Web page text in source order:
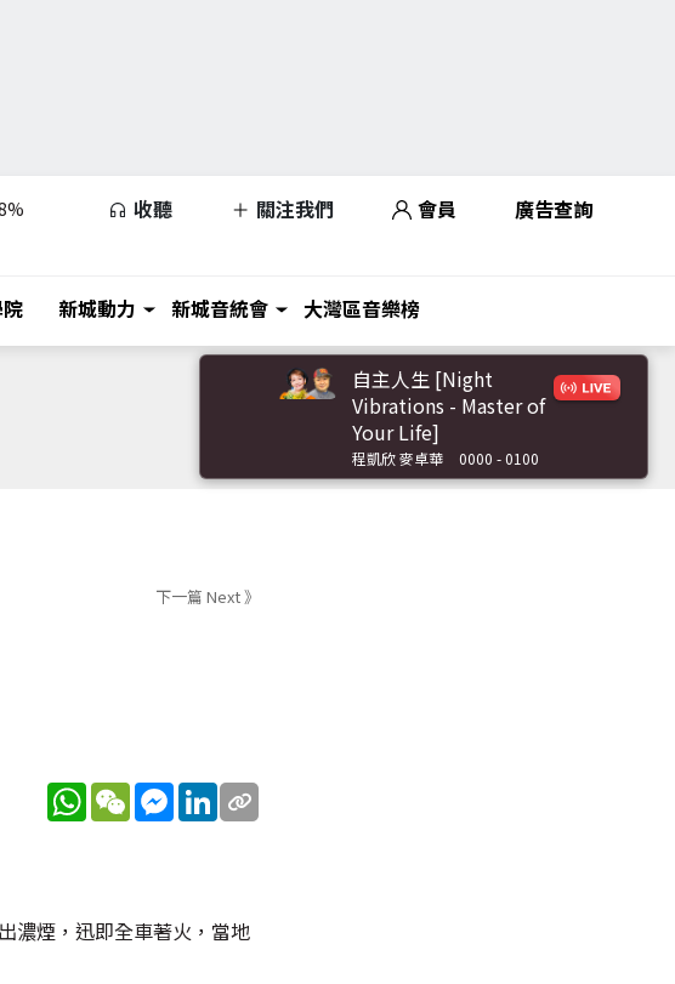
收聽 關注我們 會員 廣告查詢
新城動力 新城音統會 大灣區音樂榜
自主人生 [Night
Vibrations - Master of
Your Life]
程凱欣 麥卓華 0000 - 0100
下一篇 Next 》
WhatsApp
WeChatMessenger
LinkedIn
濃煙，迅即全車著火，當地